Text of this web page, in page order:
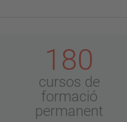
180
cursos de
formació
permanent